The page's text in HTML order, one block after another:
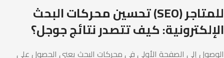
تحسين محركات البحث (SEO) للمتاجر
الإلكترونية: كيف تتصدر نتائج جوجل؟
الوصول إلى الصفحة الأولى في محركات البحث يعني الحصول على